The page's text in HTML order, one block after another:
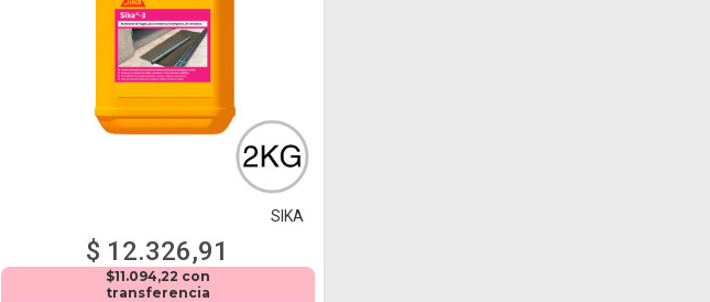
SIKA
$ 12.326,91
$11.094,22 con
transferencia